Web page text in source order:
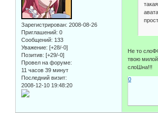
Зарегистрирован: 2008-08-26
Приглашений: 0
Сообщений: 133
Уважение: [+28/-0]
Позитив: [+29/-0]
Провел на форуме:
11 часов 39 минут
Последний визит:
2008-12-10 19:48:20
Не то
твою
слоШна!!!
0